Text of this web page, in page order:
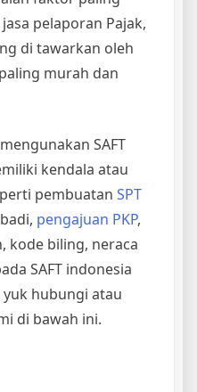
pelaporan Pajak,
di tawarkan oleh
murah dan
SAFT
kendala atau
pembuatan SPT
pengajuan PKP,
kode biling, neraca
SAFT indonesia
yuk hubungi atau
di bawah ini.